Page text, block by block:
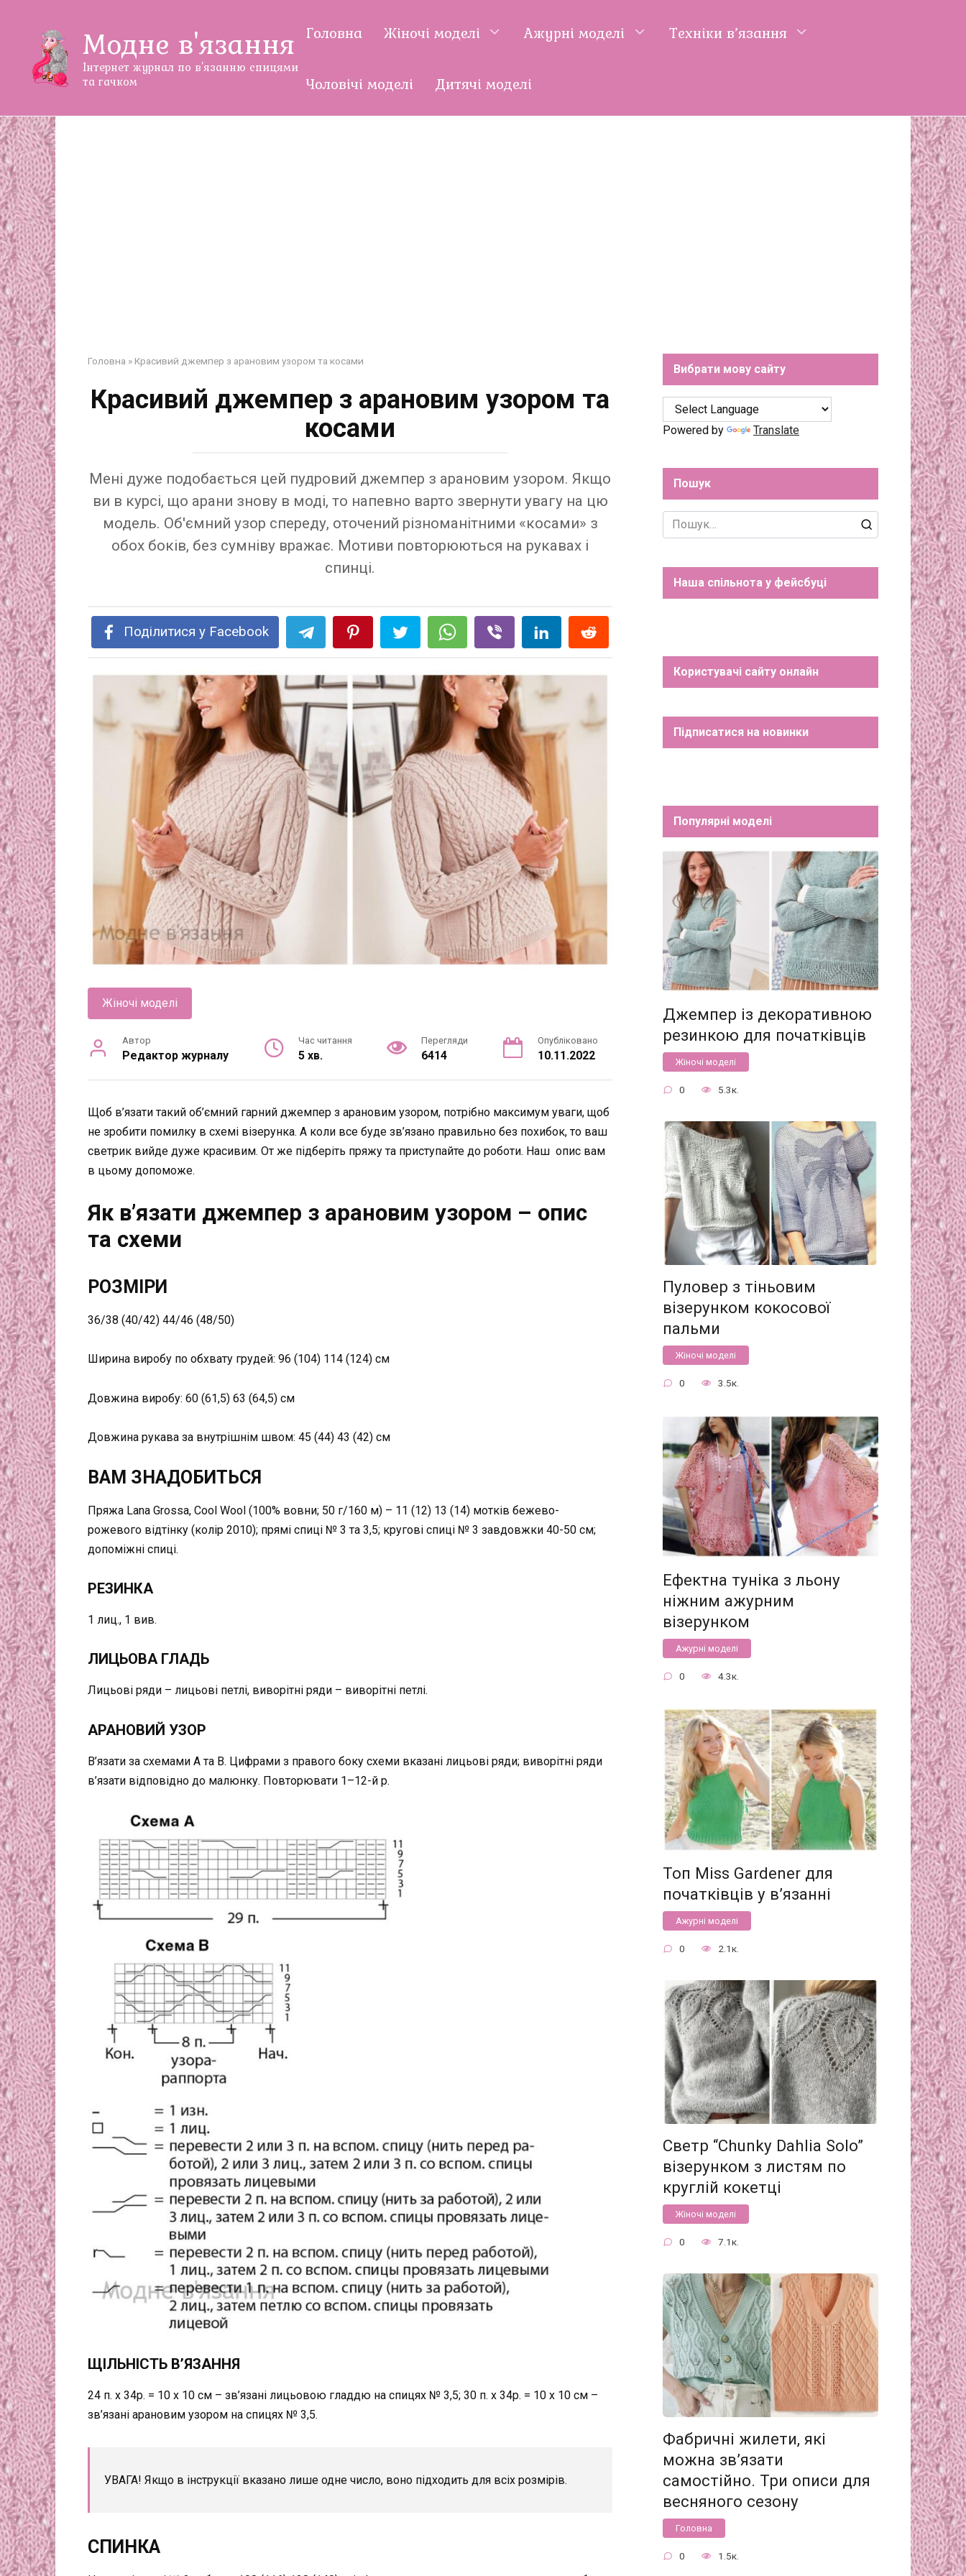
Модне в'язання
Інтернет журнал по в'язанню спицями
та гачком
Головна Жіночі моделі Ажурні моделі Техніки в’язання
Чоловічі моделі Дитячі моделі
Головна » Красивий джемпер з арановим узором та косами
Красивий джемпер з арановим узором та
косами
Мені дуже подобається цей пудровий джемпер з арановим узором. Якщо
ви в курсі, що арани знову в моді, то напевно варто звернути увагу на цю
модель. Об'ємний узор спереду, оточений різноманітними «косами» з
обох боків, без сумніву вражає. Мотиви повторюються на рукавах і
спинці.
Поділитися у Facebook
Жіночі моделі
Автор
Редактор журналу
Час читання
5 хв.
Перегляди
6414
Опубліковано
10.11.2022
Щоб в’язати такий об’ємний гарний джемпер з арановим узором, потрібно максимум уваги, щоб
не зробити помилку в схемі візерунка. А коли все буде зв’язано правильно без похибок, то ваш
светрик вийде дуже красивим. От же підберіть пряжу та приступайте до роботи. Наш опис вам
в цьому допоможе.
Як в’язати джемпер з арановим узором – опис
та схеми
РОЗМІРИ
36/38 (40/42) 44/46 (48/50)
Ширина виробу по обхвату грудей: 96 (104) 114 (124) см
Довжина виробу: 60 (61,5) 63 (64,5) см
Довжина рукава за внутрішнім швом: 45 (44) 43 (42) см
ВАМ ЗНАДОБИТЬСЯ
Пряжа Lana Grossa, Cool Wool (100% вовни; 50 г/160 м) – 11 (12) 13 (14) мотків бежево-
рожевого відтінку (колір 2010); прямі спиці № 3 та 3,5; кругові спиці № 3 завдовжки 40-50 см;
допоміжні спиці.
РЕЗИНКА
1 лиц., 1 вив.
ЛИЦЬОВА ГЛАДЬ
Лицьові ряди – лицьові петлі, виворітні ряди – виворітні петлі.
АРАНОВИЙ УЗОР
В’язати за схемами A та B. Цифрами з правого боку схеми вказані лицьові ряди; виворітні ряди
в’язати відповідно до малюнку. Повторювати 1–12-й p.
ЩІЛЬНІСТЬ В’ЯЗАННЯ
24 п. х 34р. = 10 х 10 см – зв’язані лицьовою гладдю на спицях № 3,5; 30 п. х 34р. = 10 х 10 см –
зв’язані арановим узором на спицях № 3,5.
УВАГА! Якщо в інструкції вказано лише одне число, воно підходить для всіх розмірів.
СПИНКА
Вибрати мову сайту
Powered by Translate
Пошук
Search
for:
Наша спільнота у фейсбуці
Користувачі сайту онлайн
Підписатися на новинки
Популярні моделі
Джемпер із декоративною
резинкою для початківців
Жіночі моделі
0 5.3к.
Пуловер з тіньовим
візерунком кокосової
пальми
Жіночі моделі
0 3.5к.
Ефектна туніка з льону
ніжним ажурним
візерунком
Ажурні моделі
0 4.3к.
Топ Miss Gardener для
початківців у в’язанні
Ажурні моделі
0 2.1к.
Светр “Chunky Dahlia Solo”
візерунком з листям по
круглій кокетці
Жіночі моделі
0 7.1к.
Фабричні жилети, які
можна зв’язати
самостійно. Три описи для
весняного сезону
Головна
0 1.5к.